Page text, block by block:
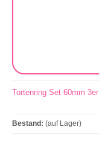
Tortenring Set 60mm 3er
Bestand: (auf Lager)